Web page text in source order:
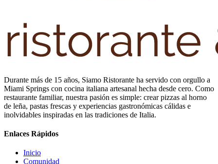
Durante más de 15 años, Siamo Ristorante ha servido con orgullo a
Miami Springs con cocina italiana artesanal hecha desde cero. Como
restaurante familiar, nuestra pasión es simple: crear pizzas al horno
de leña, pastas frescas y experiencias gastronómicas cálidas e
inolvidables inspiradas en las tradiciones de Italia.
Enlaces Rápidos
Inicio
Comunidad